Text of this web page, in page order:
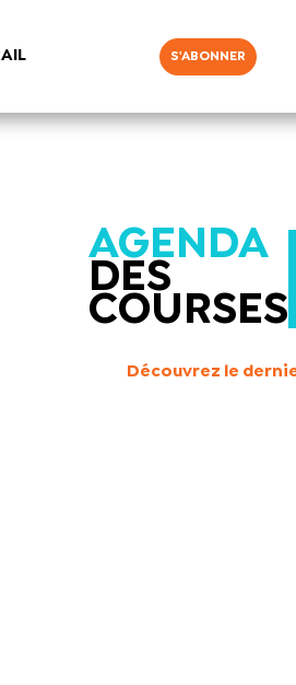
S'ABONNER
AGENDA
DES
COURSES
Découvrez le